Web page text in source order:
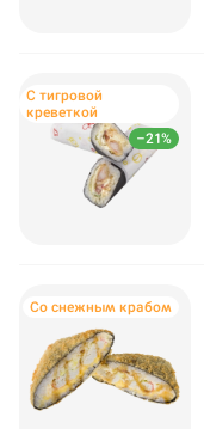
–21%
С тигровой
креветкой
Со снежным крабом